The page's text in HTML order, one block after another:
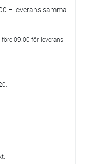
– leverans samma
09.00 för leverans